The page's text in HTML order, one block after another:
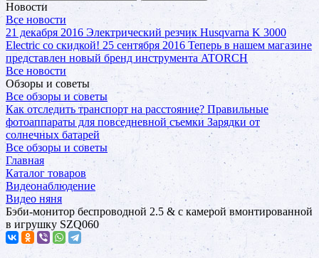
Новости
Все новости
21 декабря 2016 Электрический резчик Husqvarna K 3000
Electric со скидкой! 25 сентября 2016 Теперь в нашем магазине
представлен новый бренд инструмента ATORCH
Все новости
Обзоры и советы
Все обзоры и советы
Как отследить транспорт на расстояние? Правильные
фотоаппараты для повседневной съемки Зарядки от
солнечных батарей
Все обзоры и советы
Главная
Каталог товаров
Видеонаблюдение
Видео няня
Бэби-монитор беспроводной 2.5 & с камерой вмонтированной
в игрушку SZQ060